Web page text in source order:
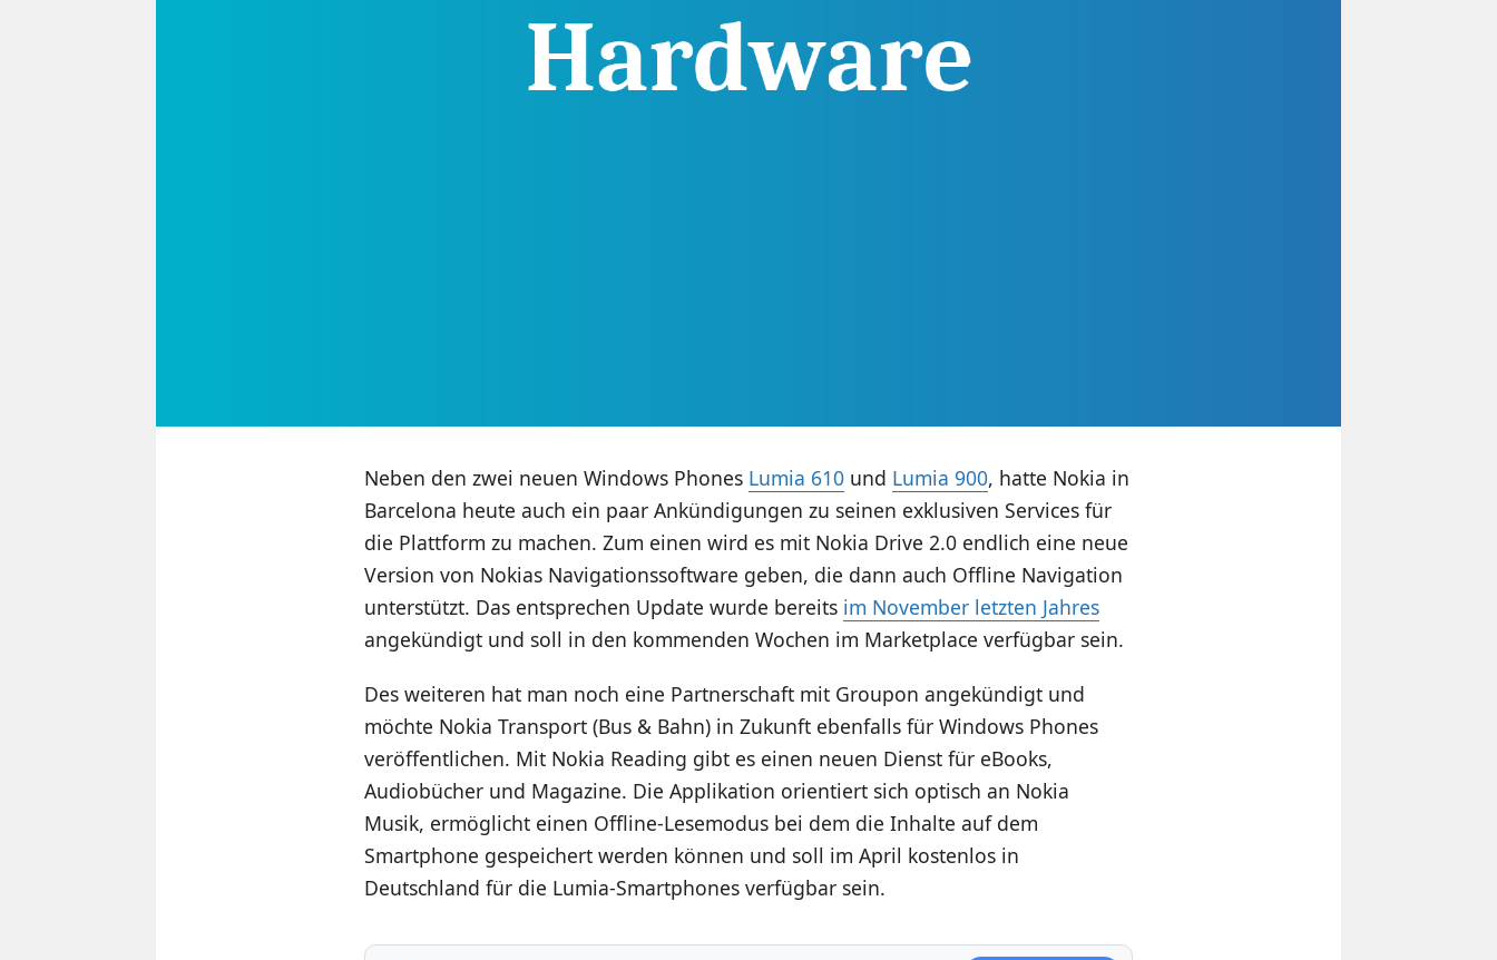
Neben den zwei neuen Windows Phones Lumia 610und Lumia 900, hatte Nokia in
Barcelona heute auch ein paar Ankündigungen zu seinen exklusiven Services für
die Plattform zu machen. Zum einen wird es mit Nokia Drive 2.0 endlich eine neue
Version von Nokias Navigationssoftware geben, die dann auch Offline Navigation
unterstützt. Das entsprechen Update wurde bereits im November letzten Jahres
angekündigt und soll in den kommenden Wochen im Marketplace verfügbar sein.
Des weiteren hat man noch eine Partnerschaft mit Groupon angekündigt und
möchte Nokia Transport (Bus & Bahn) in Zukunft ebenfalls für Windows Phones
veröffentlichen. Mit Nokia Reading gibt es einen neuen Dienst für eBooks,
Audiobücher und Magazine. Die Applikation orientiert sich optisch an Nokia
Musik, ermöglicht einen Offline-Lesemodus bei dem die Inhalte auf dem
Smartphone gespeichert werden können und soll im April kostenlos in
Deutschland für die Lumia-Smartphones verfügbar sein.